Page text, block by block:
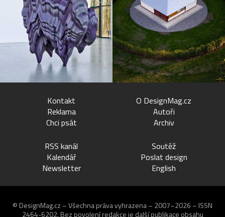
Kontakt
Reklama
Chci psát
O DesignMag.cz
Autoři
Archiv
RSS kanál
Kalendář
Newsletter
Soutěž
Poslat design
English
© DesignMag.cz – Všechna práva vyhrazena – 2007–2026 – ISSN
2464-6202. Bez povolení redakce je další publikace obsahu